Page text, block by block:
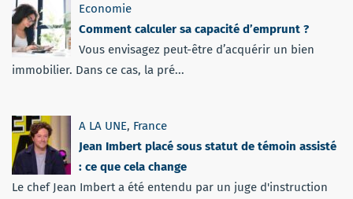
Economie
Comment calculer sa capacité d’emprunt ?
Vous envisagez peut-être d’acquérir un bien
immobilier. Dans ce cas, la pré...
A LA UNE, France
Jean Imbert placé sous statut de témoin assisté
: ce que cela change
Le chef Jean Imbert a été entendu par un juge d'instruction